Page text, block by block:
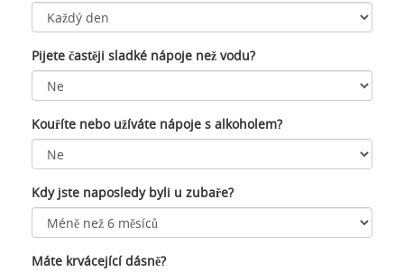
Pijete častěji sladké nápoje než vodu?
Kouříte nebo užíváte nápoje s alkoholem?
Kdy jste naposledy byli u zubaře?
Máte krvácející dásně?